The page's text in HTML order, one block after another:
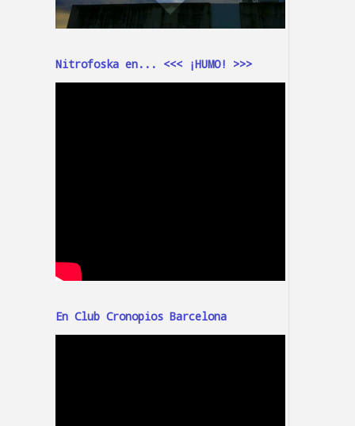
Nitrofoska en... <<< ¡HUMO! >>>
En Club Cronopios Barcelona